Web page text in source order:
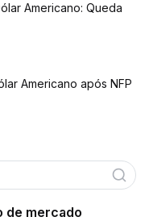
Americano: Queda
Americano após NFP
de mercado